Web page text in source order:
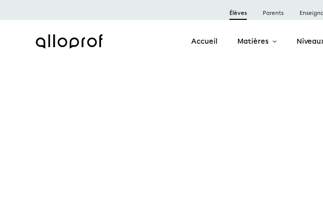
Élèves Parents
Accueil Matières